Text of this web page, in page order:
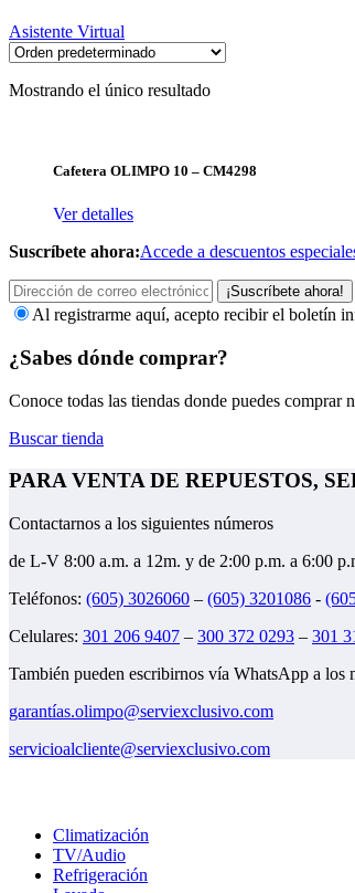
Asistente Virtual
Mostrando el único resultado
Cafetera OLIMPO 10 – CM4298
Ver detalles
Suscríbete ahora:Accede a descuentos
¡Suscríbete ahora!
Al registrarme aquí, acepto recibir el boletín
¿Sabes dónde comprar?
Conoce todas las tiendas donde puedes comprar
Buscar tienda
PARA VENTA DE REPUESTOS,
Contactarnos a los siguientes números
de L-V 8:00 a.m. a 12m. y de 2:00 p.m. a 6:00
Teléfonos: (605) 3026060 – (605) 3201086 -
Celulares: 301 206 9407 – 300 372 0293 – 301
También pueden escribirnos vía WhatsApp a los
garantías.olimpo@serviexclusivo.com
servicioalcliente@serviexclusivo.com
Climatización
TV/Audio
Refrigeración